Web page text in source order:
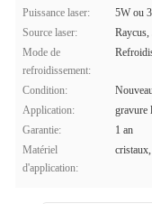
Puissance laser:
5W ou
Source laser:
Raycus,
Mode de
refroidissement:
Condition:
Application:
gravure
Garantie:
1 an
Matériel
d'application: